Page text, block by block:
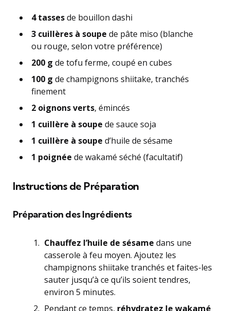
4 tassesde bouillon dashi
3 cuillères à soupe de pâte miso (blanche
ou rouge, selon votre préférence)
200 g de tofu ferme, coupé en cubes
100 g de champignons shiitake, tranchés
finement
2 oignons verts, émincés
1 cuillère à soupe de sauce soja
1 cuillère à soupe d’huile de sésame
1 poignée de wakamé séché (facultatif)
Instructions de Préparation
Préparation des Ingrédients
Chauffez l’huile de sésame dans une
casserole à feu moyen. Ajoutez les
champignons shiitake tranchés et faites-les
sauter jusqu’à ce qu’ils soient tendres,
environ 5 minutes.
Pendant ce temps, réhydratez le wakamé